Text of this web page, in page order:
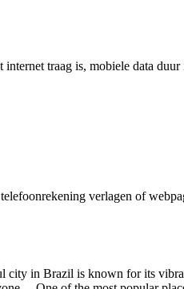
traag is, mobiele data
verlagen of
in Brazil is known for its